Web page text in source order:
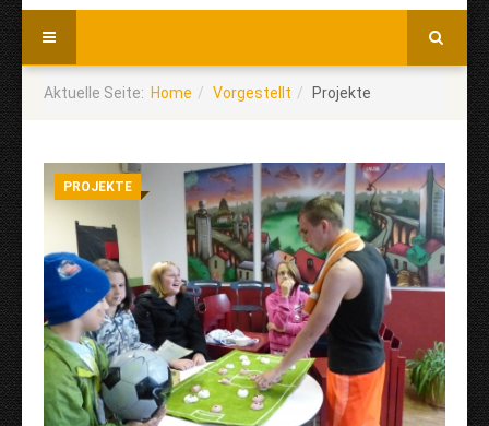
Aktuelle Seite: Home Vorgestellt Projekte
PROJEKTE